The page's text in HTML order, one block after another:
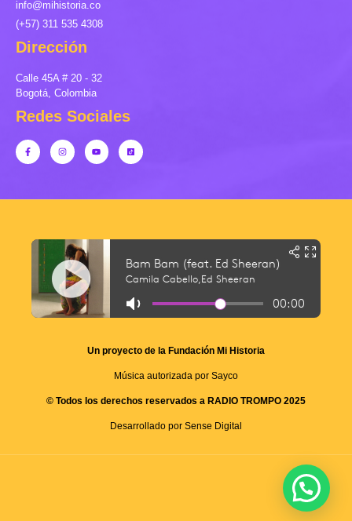
info@mihistoria.co
(+57) 311 535 4308
Dirección
Calle 45A # 20 - 32
Bogotá, Colombia
Redes Sociales
Un proyecto de la Fundación Mi Historia
Música autorizada por Sayco
© Todos los derechos reservados a RADIO TROMPO 2025
Desarrollado por Sense Digital